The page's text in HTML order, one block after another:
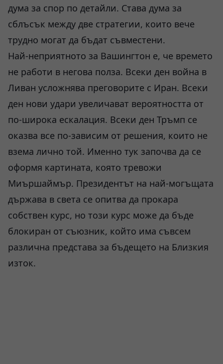
дума за спор по детайли. Става дума за
сблъсък между две стратегии, които вече
трудно могат да бъдат съвместени.
Най-неприятното за Вашингтон е, че времето
не работи в негова полза. Всеки ден война в
Ливан усложнява преговорите с Иран. Всеки
ден нови удари увеличават вероятността от
по-широка ескалация. Всеки ден Тръмп се
оказва все по-зависим от решения, които не
взема лично той. Именно тук започва да се
оформя картината, която тревожи
Миършаймър. Президентът на най-могъщата
държава в света се опитва да прокара
собствен курс, но този курс може да бъде
блокиран от съюзник, който има съвсем
различна представа за бъдещето на Близкия
изток.